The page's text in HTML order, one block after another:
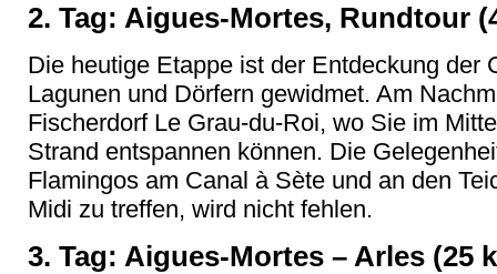
2. Tag: Aigues-Mortes, Rundtour
Die heutige Etappe ist der Entdeckung der
Lagunen und Dörfern gewidmet. Am
Fischerdorf Le Grau-du-Roi, wo Sie im
Strand entspannen können. Die
Flamingos am Canal à Sète und an den
Midi zu treffen, wird nicht fehlen.
3. Tag: Aigues-Mortes – Arles (25